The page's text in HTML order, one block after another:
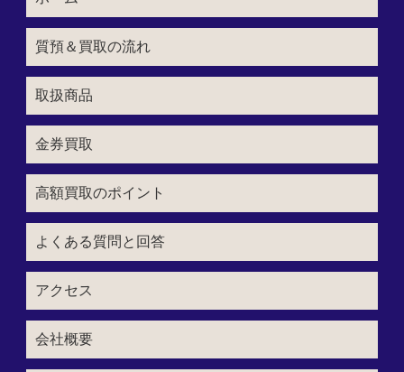
質預＆買取の流れ
取扱商品
金券買取
高額買取のポイント
よくある質問と回答
アクセス
会社概要